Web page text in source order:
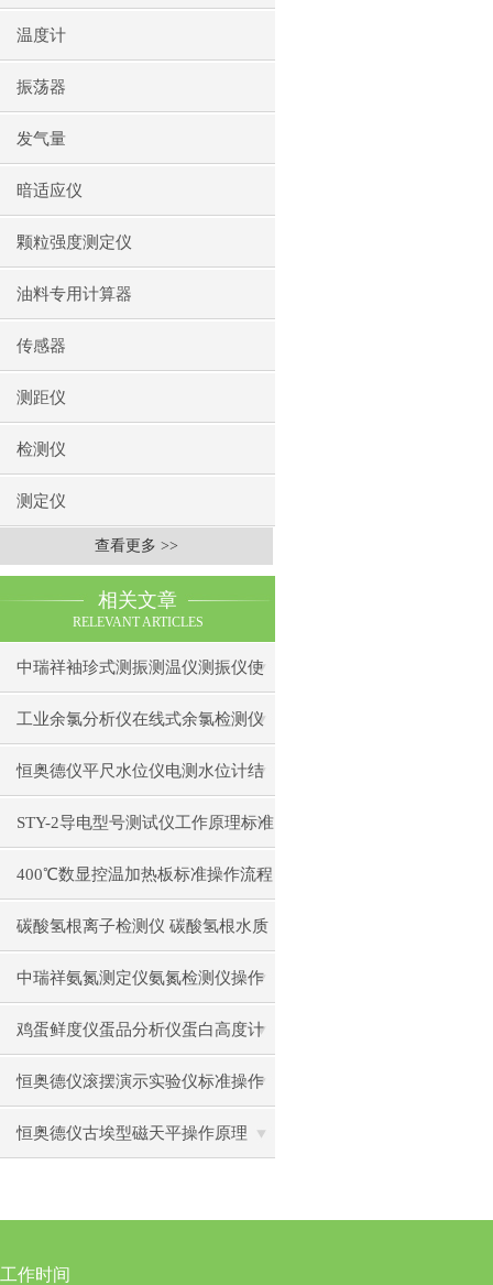
温度计
振荡器
发气量
暗适应仪
颗粒强度测定仪
油料专用计算器
传感器
测距仪
检测仪
测定仪
查看更多 >>
相关文章
RELEVANT ARTICLES
中瑞祥袖珍式测振测温仪测振仪使
用注意事项工作原理
工业余氯分析仪在线式余氯检测仪
日常维护注意事项安装与接线步骤
恒奥德仪平尺水位仪电测水位计结
构原理操作使用
STY-2导电型号测试仪工作原理标准
操作流程
400℃数显控温加热板标准操作流程
碳酸氢根离子检测仪 碳酸氢根水质
测定仪操作使用
中瑞祥氨氮测定仪氨氮检测仪操作
前准备使用注意事项
鸡蛋鲜度仪蛋品分析仪蛋白高度计
通用操作流程
恒奥德仪滚摆演示实验仪标准操作
步骤原理
恒奥德仪古埃型磁天平操作原理
工作时间